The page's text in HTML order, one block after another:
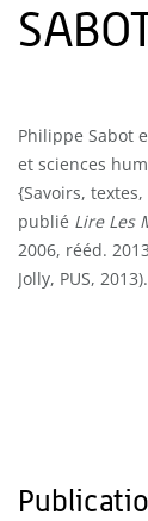
Philippe Sabot
et sciences
{Savoirs,
publié Lire Les
2006, rééd.
Jolly, PUS, 2013).